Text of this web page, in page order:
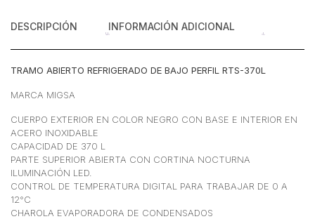
cantidad
DESCRIPCIÓN INFORMACIÓN ADICIONAL
TRAMO ABIERTO REFRIGERADO DE BAJO PERFIL RTS-370L
MARCA MIGSA
CUERPO EXTERIOR EN COLOR NEGRO CON BASE E INTERIOR EN
ACERO INOXIDABLE
CAPACIDAD DE 370 L
PARTE SUPERIOR ABIERTA CON CORTINA NOCTURNA
ILUMINACIÓN LED.
CONTROL DE TEMPERATURA DIGITAL PARA TRABAJAR DE 0 A
12°C
CHAROLA EVAPORADORA DE CONDENSADOS